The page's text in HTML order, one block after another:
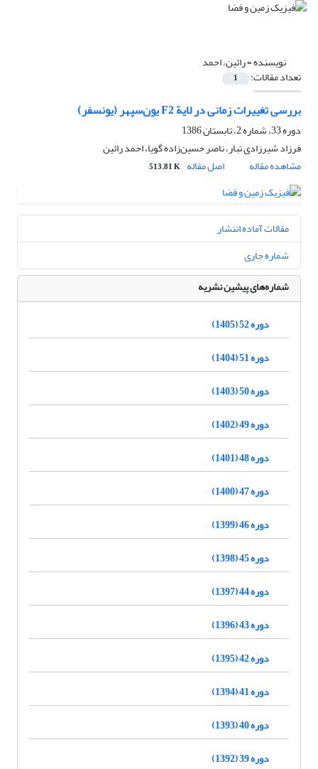
نویسنده =رائین، احمد
تعداد مقالات: 1
بررسی تغییرات زمانی در لایة F2 یون‌سپهر (یونسفر)
دوره 33، شماره 2، تابستان 1386
فرزاد شیرزادی تبار، ناصر حسین‌زاده گویا، احمد رائین
مشاهده مقاله
اصل مقاله 513.81 K
مقالات آماده انتشار
شماره جاری
شماره‌های پیشین نشریه
دوره 52 (1405)
دوره 51 (1404)
دوره 50 (1403)
دوره 49 (1402)
دوره 48 (1401)
دوره 47 (1400)
دوره 46 (1399)
دوره 45 (1398)
دوره 44 (1397)
دوره 43 (1396)
دوره 42 (1395)
دوره 41 (1394)
دوره 40 (1393)
دوره 39 (1392)